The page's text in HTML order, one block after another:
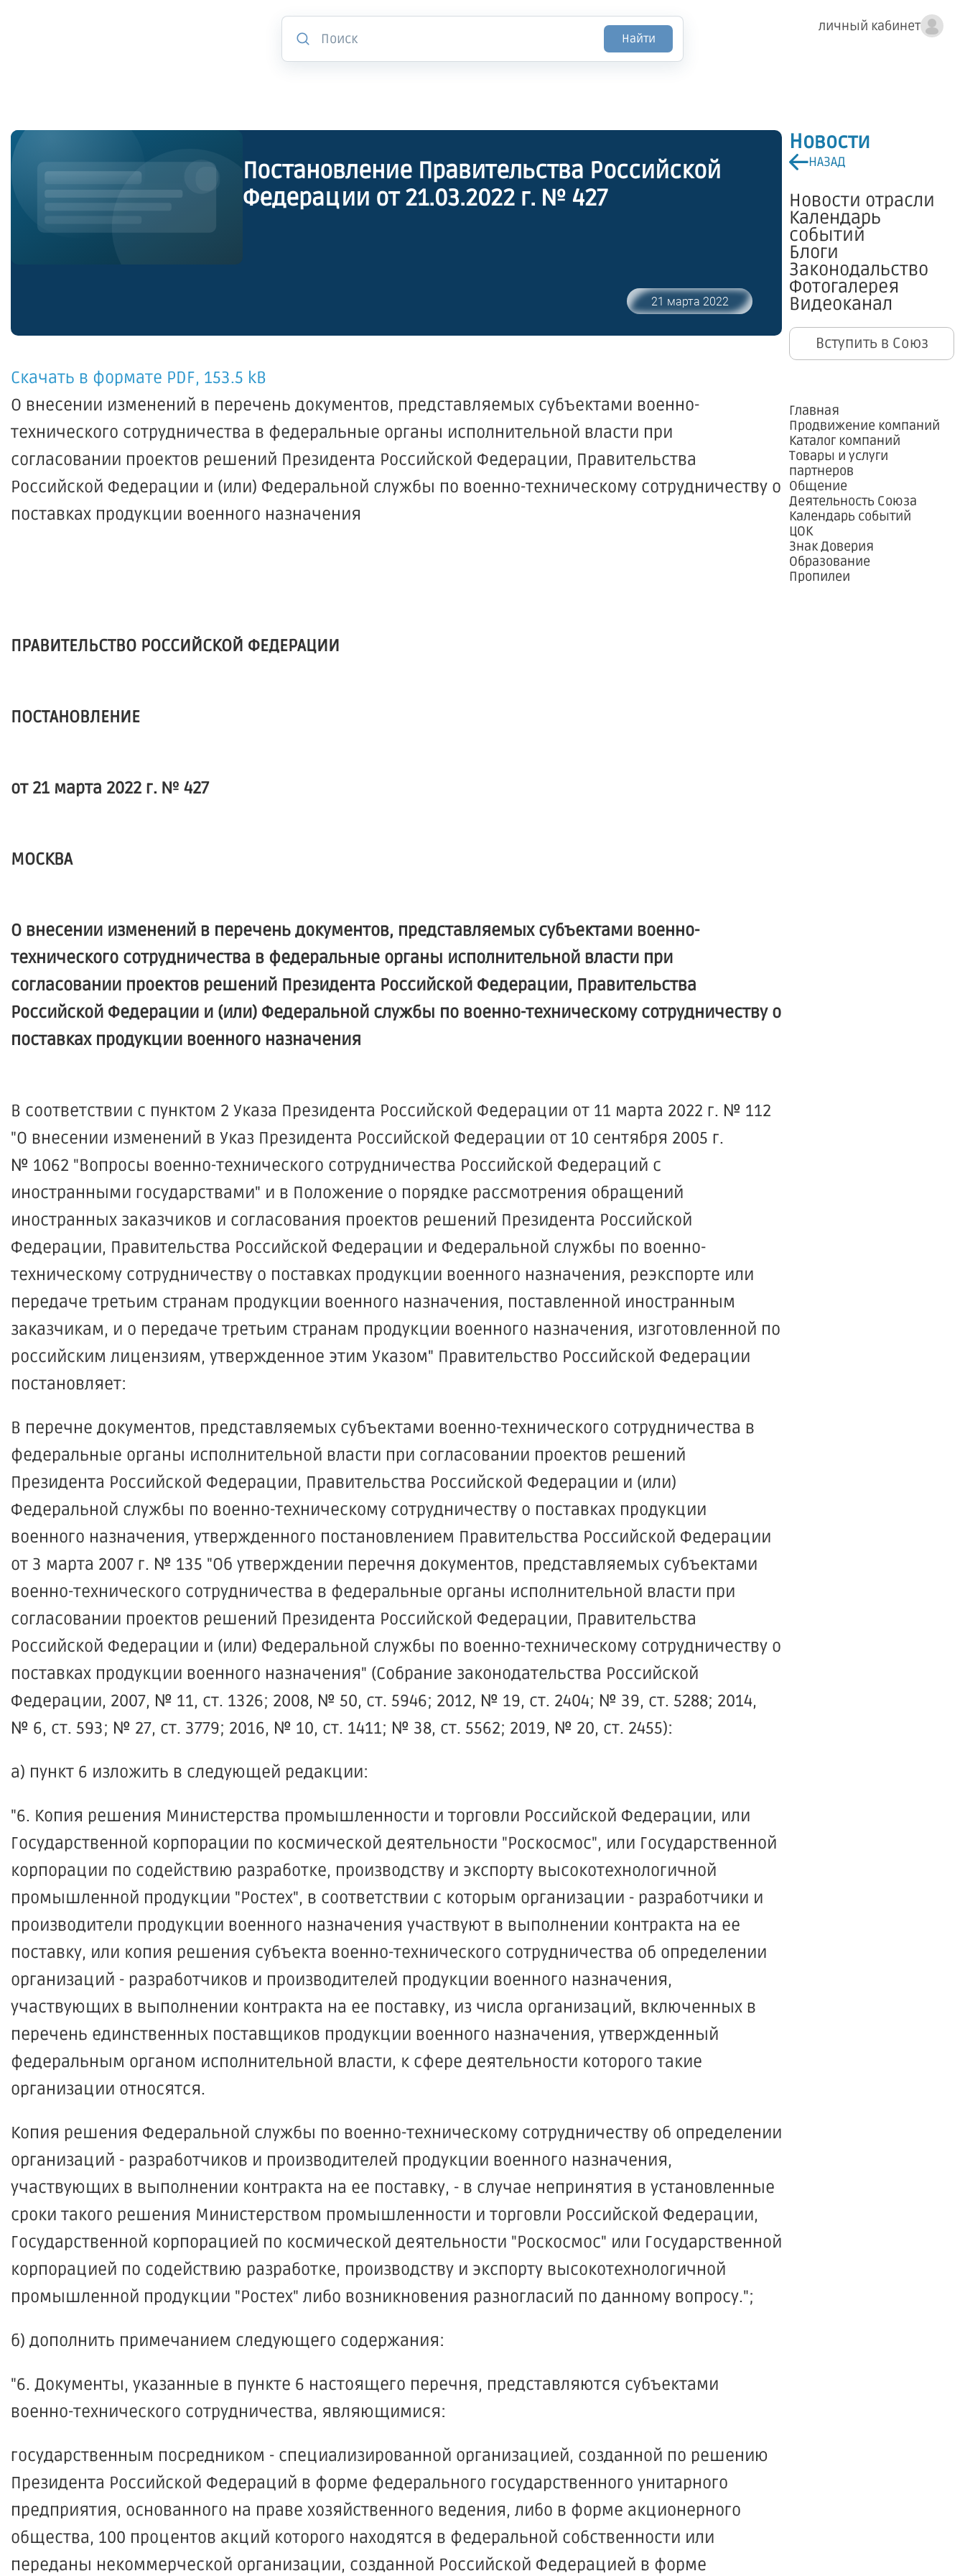
личный кабинет
Найти
Новости
НАЗАД
Новости отрасли
Календарь
событий
Блоги
Законодальство
Фотогалерея
Видеоканал
Вступить в Союз
Главная
Продвижение компаний
Каталог компаний
Товары и услуги
партнеров
Общение
Деятельность Союза
Календарь событий
ЦОК
Знак Доверия
Образование
Пропилеи
Постановление Правительства Российской
Федерации от 21.03.2022 г. № 427
21 марта 2022
Скачать в формате PDF, 153.5 kB
О внесении изменений в перечень документов, представляемых субъектами военно-
технического сотрудничества в федеральные органы исполнительной власти при
согласовании проектов решений Президента Российской Федерации, Правительства
Российской Федерации и (или) Федеральной службы по военно-техническому сотрудничеству о
поставках продукции военного назначения
ПРАВИТЕЛЬСТВО РОССИЙСКОЙ ФЕДЕРАЦИИ
ПОСТАНОВЛЕНИЕ
от 21 марта 2022 г. № 427
МОСКВА
О внесении изменений в перечень документов, представляемых субъектами военно-
технического сотрудничества в федеральные органы исполнительной власти при
согласовании проектов решений Президента Российской Федерации, Правительства
Российской Федерации и (или) Федеральной службы по военно-техническому сотрудничеству о
поставках продукции военного назначения
В соответствии с пунктом 2 Указа Президента Российской Федерации от 11 марта 2022 г. № 112
"О внесении изменений в Указ Президента Российской Федерации от 10 сентября 2005 г.
№ 1062 "Вопросы военно-технического сотрудничества Российской Федераций с
иностранными государствами" и в Положение о порядке рассмотрения обращений
иностранных заказчиков и согласования проектов решений Президента Российской
Федерации, Правительства Российской Федерации и Федеральной службы по военно-
техническому сотрудничеству о поставках продукции военного назначения, реэкспорте или
передаче третьим странам продукции военного назначения, поставленной иностранным
заказчикам, и о передаче третьим странам продукции военного назначения, изготовленной по
российским лицензиям, утвержденное этим Указом" Правительство Российской Федерации
постановляет:
В перечне документов, представляемых субъектами военно-технического сотрудничества в
федеральные органы исполнительной власти при согласовании проектов решений
Президента Российской Федерации, Правительства Российской Федерации и (или)
Федеральной службы по военно-техническому сотрудничеству о поставках продукции
военного назначения, утвержденного постановлением Правительства Российской Федерации
от 3 марта 2007 г. № 135 "Об утверждении перечня документов, представляемых субъектами
военно-технического сотрудничества в федеральные органы исполнительной власти при
согласовании проектов решений Президента Российской Федерации, Правительства
Российской Федерации и (или) Федеральной службы по военно-техническому сотрудничеству о
поставках продукции военного назначения" (Собрание законодательства Российской
Федерации, 2007, № 11, ст. 1326; 2008, № 50, ст. 5946; 2012, № 19, ст. 2404; № 39, ст. 5288; 2014,
№ 6, ст. 593; № 27, ст. 3779; 2016, № 10, ст. 1411; № 38, ст. 5562; 2019, № 20, ст. 2455):
а) пункт 6 изложить в следующей редакции:
"6. Копия решения Министерства промышленности и торговли Российской Федерации, или
Государственной корпорации по космической деятельности "Роскосмос", или Государственной
корпорации по содействию разработке, производству и экспорту высокотехнологичной
промышленной продукции "Ростех", в соответствии с которым организации - разработчики и
производители продукции военного назначения участвуют в выполнении контракта на ее
поставку, или копия решения субъекта военно-технического сотрудничества об определении
организаций - разработчиков и производителей продукции военного назначения,
участвующих в выполнении контракта на ее поставку, из числа организаций, включенных в
перечень единственных поставщиков продукции военного назначения, утвержденный
федеральным органом исполнительной власти, к сфере деятельности которого такие
организации относятся.
Копия решения Федеральной службы по военно-техническому сотрудничеству об определении
организаций - разработчиков и производителей продукции военного назначения,
участвующих в выполнении контракта на ее поставку, - в случае непринятия в установленные
сроки такого решения Министерством промышленности и торговли Российской Федерации,
Государственной корпорацией по космической деятельности "Роскосмос" или Государственной
корпорацией по содействию разработке, производству и экспорту высокотехнологичной
промышленной продукции "Ростех" либо возникновения разногласий по данному вопросу.";
б) дополнить примечанием следующего содержания:
"6. Документы, указанные в пункте 6 настоящего перечня, представляются субъектами
военно-технического сотрудничества, являющимися:
государственным посредником - специализированной организацией, созданной по решению
Президента Российской Федераций в форме федерального государственного унитарного
предприятия, основанного на праве хозяйственного ведения, либо в форме акционерного
общества, 100 процентов акций которого находятся в федеральной собственности или
переданы некоммерческой организации, созданной Российской Федерацией в форме